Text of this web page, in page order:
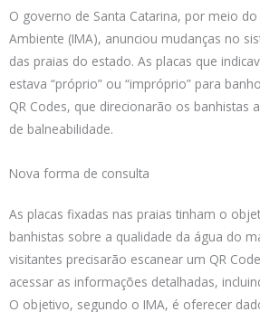
O governo de Santa Catarina, por meio
Ambiente (IMA), anunciou mudanças no
das praias do estado. As placas que
estava “próprio” ou “impróprio” para
QR Codes, que direcionarão os banhistas
de balneabilidade.
Nova forma de consulta
As placas fixadas nas praias tinham o
banhistas sobre a qualidade da água do
visitantes precisarão escanear um QR
acessar as informações detalhadas,
O objetivo, segundo o IMA, é oferecer